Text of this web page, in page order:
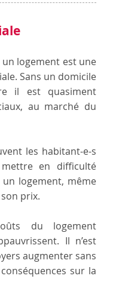
logement est une
Sans un domicile
il est quasiment
au marché du
les habitant-e-s
en difficulté
logement, même
prix.
du logement
Il n’est
augmenter sans
sur la